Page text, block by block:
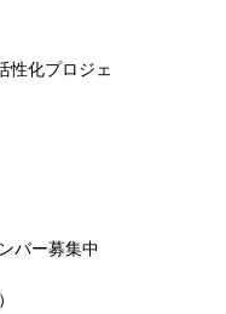
性化プロジェ
バー募集中